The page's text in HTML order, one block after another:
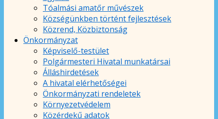
Tóalmási amatőr művészek
Községünkben történt fejlesztések
Közrend, Közbiztonság
Önkormányzat
Képviselő-testület
Polgármesteri Hivatal munkatársai
Álláshirdetések
A hivatal elérhetőségei
Önkormányzati rendeletek
Környezetvédelem
Közérdekű adatok